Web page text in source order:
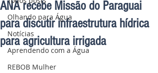
Olhando para Água
Notícias
Aprendendo com a Água
REBOB Mulher
ANA recebe Missão do Paraguai
para discutir infraestrutura hídrica
para agricultura irrigada